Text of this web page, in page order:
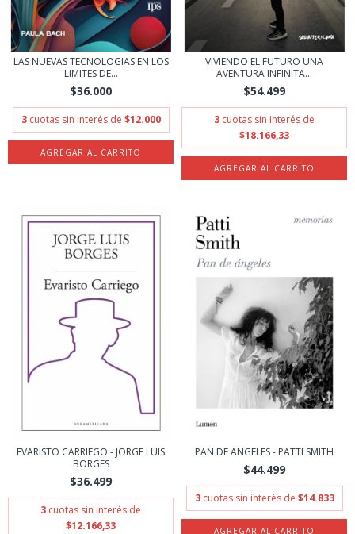
LAS NUEVAS TECNOLOGIAS EN LOS
LIMITES DE...
$36.000
3 cuotas sin interés de $12.000
VIVIENDO EL FUTURO UNA
AVENTURA INFINITA...
$54.499
3 cuotas sin interés de
$18.166,33
EVARISTO CARRIEGO - JORGE LUIS
BORGES
$36.499
3 cuotas sin interés de
$12.166,33
PAN DE ANGELES - PATTI SMITH
$44.499
3 cuotas sin interés de $14.833